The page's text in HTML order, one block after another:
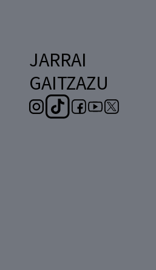
JARRAI
GAITZAZU